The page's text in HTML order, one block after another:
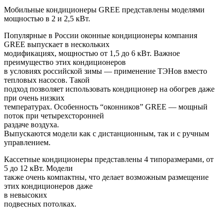
Мобильные кондиционеры GREE представлены моделями
мощностью в 2 и 2,5 кВт.
Популярные в России оконные кондиционеры компания
GREE выпускает в нескольких
модификациях, мощностью от 1,5 до 6 кВт. Важное
преимущество этих кондиционеров
в условиях российской зимы — применение ТЭНов вместо
тепловых насосов. Такой
подход позволяет использовать кондиционер на обогрев даже
при очень низких
температурах. Особенность “оконников” GREE — мощный
поток при четырехсторонней
раздаче воздуха.
Выпускаются модели как с дистанционным, так и с ручным
управлением.
Кассетные кондиционеры представлены 4 типоразмерами, от
5 до 12 кВт. Модели
также очень компактны, что делает возможным размещение
этих кондиционеров даже
в невысоких
подвесных потолках.